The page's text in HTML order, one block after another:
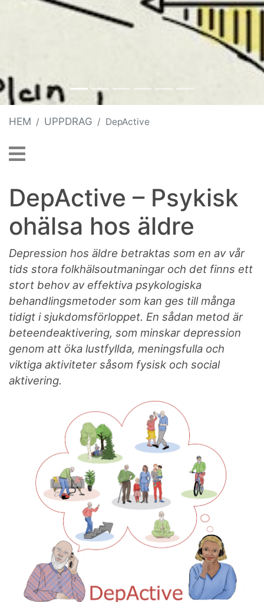
HEM UPPDRAG DepActive
DepActive – Psykisk
ohälsa hos äldre
Depression hos äldre betraktas som en av vår
tids stora folkhälsoutmaningar och det finns ett
stort behov av effektiva psykologiska
behandlingsmetoder som kan ges till många
tidigt i sjukdomsförloppet. En sådan metod är
beteendeaktivering, som minskar depression
genom att öka lustfyllda, meningsfulla och
viktiga aktiviteter såsom fysisk och social
aktivering.